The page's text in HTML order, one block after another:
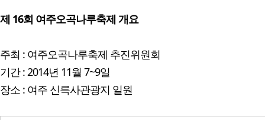
제 16회 여주오곡나루축제 개요
주최 : 여주오곡나루축제 추진위원회
기간 : 2014년 11월 7~9일
장소 : 여주 신륵사관광지 일원